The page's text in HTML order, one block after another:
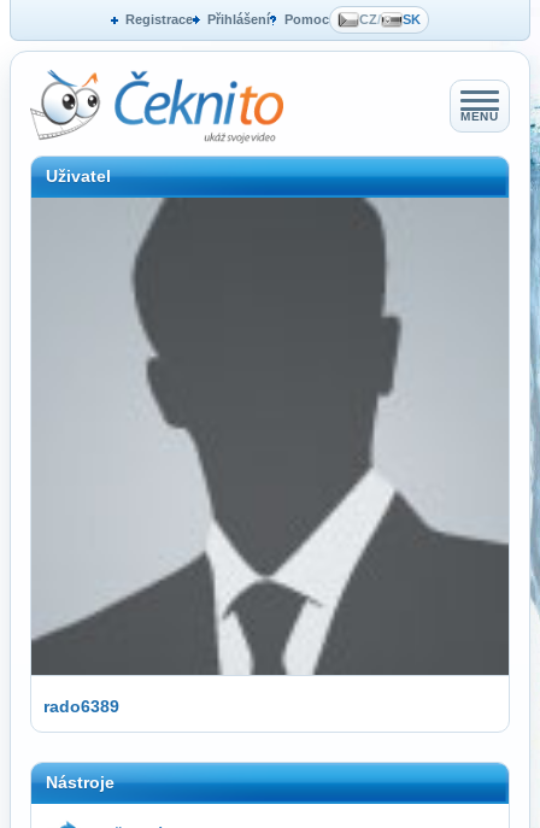
Registrace Přihlášení Pomoc CZ/ SK
MENU
Uživatel
rado6389
Nástroje